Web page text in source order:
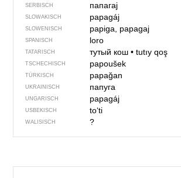
SERBISCH папагај
SLOWAKISCH papagáj
SLOWENISCH papiga, papagaj
SPANISCH loro
TATARISCH тутый кош• tutıy qoş
TSCHECHISCH papoušek
TÜRKISCH papağan
UKRAINISCH папуга
UNGARISCH papagáj
USBEKISCH toʻti
WALISISCH ?